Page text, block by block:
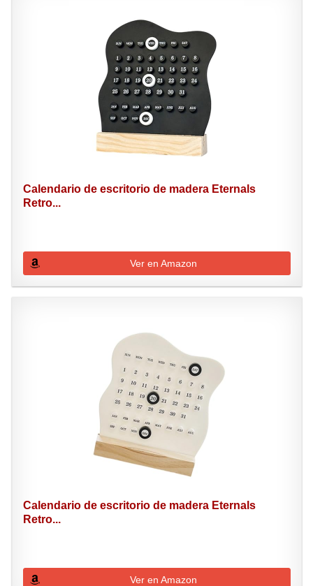
Calendario de escritorio de madera Eternals
Retro...
Ver en Amazon
Calendario de escritorio de madera Eternals
Retro...
Ver en Amazon